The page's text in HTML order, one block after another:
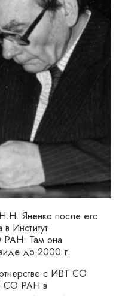
Яненко после его
Институт
РАН. Там она
до 2000 г.
с ИВТ СО
СО РАН в